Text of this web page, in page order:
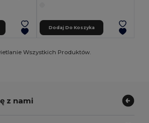
Dodaj Do Koszyka
Wszystkich Produktów.
z nami